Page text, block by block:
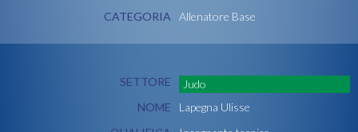
CATEGORIA
Allenatore Base
SETTORE
Judo
NOME
Lapegna Ulisse